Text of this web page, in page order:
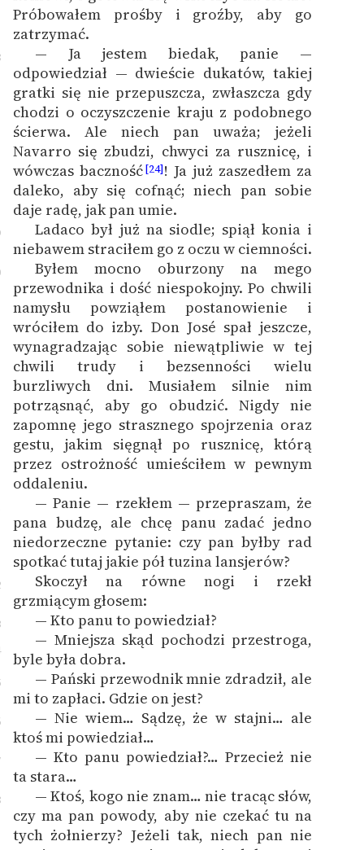
Próbowałem prośby i groźby, aby go
zatrzymać.
— Ja jestem biedak, panie —
odpowiedział — dwieście dukatów, takiej
gratki się nie przepuszcza, zwłaszcza gdy
chodzi o oczyszczenie kraju z podobnego
ścierwa. Ale niech pan uważa; jeżeli
Navarro się zbudzi, chwyci za rusznicę, i
wówczas baczność[24]! Ja już zaszedłem za
daleko, aby się cofnąć; niech pan sobie
daje radę, jak pan umie.
Ladaco był już na siodle; spiął konia i
niebawem straciłem go z oczu w ciemności.
Byłem mocno oburzony na mego
przewodnika i dość niespokojny. Po chwili
namysłu powziąłem postanowienie i
wróciłem do izby. Don José spał jeszcze,
wynagradzając sobie niewątpliwie w tej
chwili trudy i bezsenności wielu
burzliwych dni. Musiałem silnie nim
potrząsnąć, aby go obudzić. Nigdy nie
zapomnę jego strasznego spojrzenia oraz
gestu, jakim sięgnął po rusznicę, którą
przez ostrożność umieściłem w pewnym
oddaleniu.
— Panie — rzekłem — przepraszam, że
pana budzę, ale chcę panu zadać jedno
niedorzeczne pytanie: czy pan byłby rad
spotkać tutaj jakie pół tuzina lansjerów?
Skoczył na równe nogi i rzekł
grzmiącym głosem:
— Kto panu to powiedział?
— Mniejsza skąd pochodzi przestroga,
byle była dobra.
— Pański przewodnik mnie zdradził, ale
mi to zapłaci. Gdzie on jest?
— Nie wiem… Sądzę, że w stajni… ale
ktoś mi powiedział…
— Kto panu powiedział?… Przecież nie
ta stara…
— Ktoś, kogo nie znam… nie tracąc słów,
czy ma pan powody, aby nie czekać tu na
tych żołnierzy? Jeżeli tak, niech pan nie